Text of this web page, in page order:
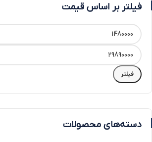
فیلتر بر اساس قیمت
فیلتر
دسته‌های محصولات